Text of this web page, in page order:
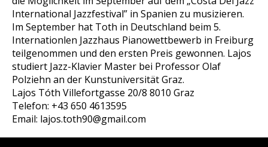
International Jazzfestival” in Spanien zu musizieren.
Im September hat Toth in Deutschland beim 5.
Internationlen Jazzhaus Pianowettbewerb in Freiburg
teilgenommen und den ersten Preis gewonnen. Lajos
studiert Jazz-Klavier Master bei Professor Olaf
Polziehn an der Kunstuniversität Graz.
Lajos Tóth Villefortgasse 20/8 8010 Graz
Telefon: +43 650 4613595
Email: lajos.toth90@gmail.com